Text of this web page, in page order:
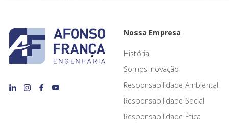
Nossa Empresa
História
Somos Inovação
Responsabilidade Ambiental
Responsabilidade Social
Responsabilidade Ética